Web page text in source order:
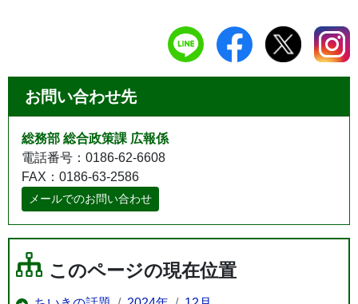
お問い合わせ先
総務部 総合政策課 広報係
電話番号：0186-62-6608
FAX：0186-63-2586
メールでのお問い合わせ
このページの現在位置